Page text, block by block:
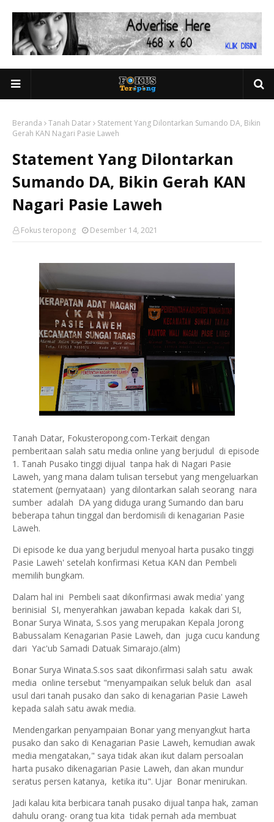
Beranda Tanah Datar
Statement Yang Dilontarkan Sumando DA, Bikin
Gerah KAN Nagari Pasie Laweh
Statement Yang Dilontarkan
Sumando DA, Bikin Gerah KAN
Nagari Pasie Laweh
Fokus teropong Desember 14, 2021
Tanah Datar, Fokusteropong.com-Terkait dengan
pemberitaan salah satu media online yang berjudul di episode
1. Tanah Pusako tinggi dijual tanpa hak di Nagari Pasie
Laweh, yang mana dalam tulisan tersebut yang mengeluarkan
statement (pernyataan) yang dilontarkan salah seorang nara
sumber adalah DA yang diduga urang Sumando dan baru
beberapa tahun tinggal dan berdomisili di kenagarian Pasie
Laweh.
Di episode ke dua yang berjudul menyoal harta pusako tinggi
Pasie Laweh' setelah konfirmasi Ketua KAN dan Pembeli
memilih bungkam.
Dalam hal ini Pembeli saat dikonfirmasi awak media' yang
berinisial SI, menyerahkan jawaban kepada kakak dari SI,
Bonar Surya Winata, S.sos yang merupakan Kepala Jorong
Babussalam Kenagarian Pasie Laweh, dan juga cucu kandung
dari Yac'ub Samadi Datuak Simarajo.(alm)
Bonar Surya Winata.S.sos saat dikonfirmasi salah satu awak
media online tersebut "menyampaikan seluk beluk dan asal
usul dari tanah pusako dan sako di kenagarian Pasie Laweh
kepada salah satu awak media.
Mendengarkan penyampaian Bonar yang menyangkut harta
pusako dan sako di Kenagarian Pasie Laweh, kemudian awak
media mengatakan," saya tidak akan ikut dalam persoalan
harta pusako dikenagarian Pasie Laweh, dan akan mundur
seratus persen katanya, ketika itu". Ujar Bonar menirukan.
Jadi kalau kita berbicara tanah pusako dijual tanpa hak, zaman
dahulu orang- orang tua kita tidak pernah ada membuat